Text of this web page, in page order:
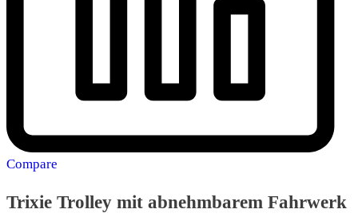
Compare
Trixie Trolley mit abnehmbarem Fahrwerk